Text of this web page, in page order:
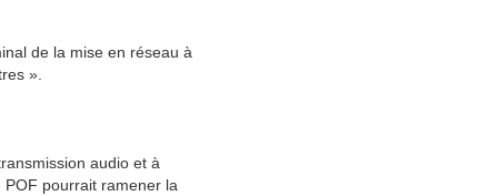
de la mise en réseau à
».
audio et à
pourrait ramener la